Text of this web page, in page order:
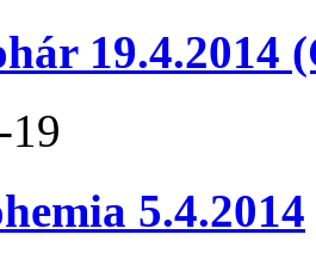
19.4.2014
19
5.4.2014